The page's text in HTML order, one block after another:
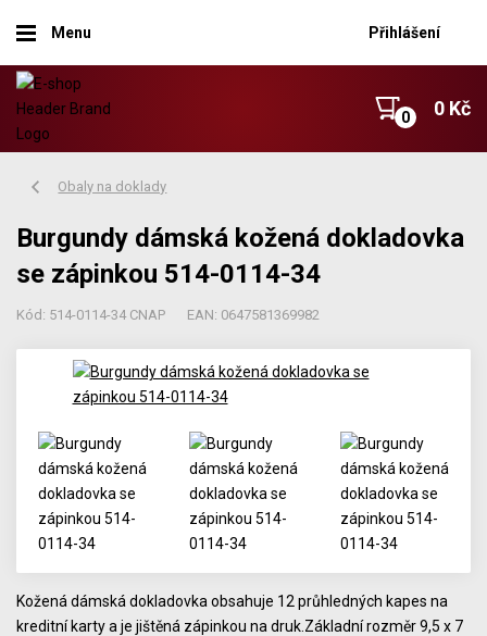
Menu Přihlášení
0 Kč
Obaly na doklady
Burgundy dámská kožená dokladovka
se zápinkou 514-0114-34
Kód: 514-0114-34 CNAP EAN: 0647581369982
Kožená dámská dokladovka obsahuje 12 průhledných kapes na
kreditní karty a je jištěná zápinkou na druk.Základní rozměr 9,5 x 7